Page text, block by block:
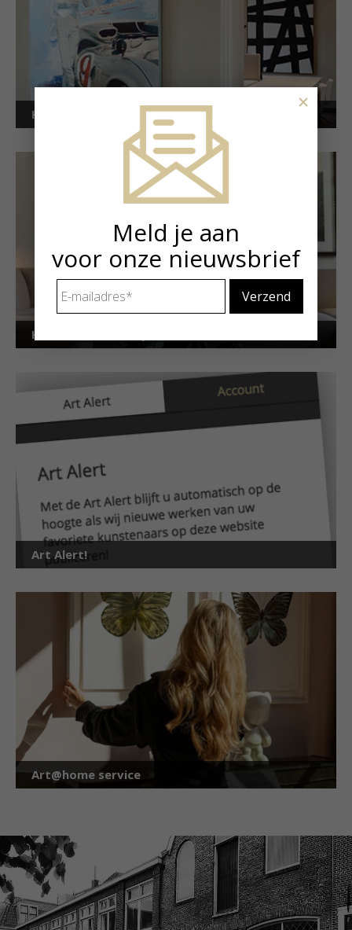
Kunstuitleen voor bedrijven
Kunstuitleen voor particulieren
Art Alert!
Art@home service
Meld je aan
voor onze nieuwsbrief
mailadres *
×